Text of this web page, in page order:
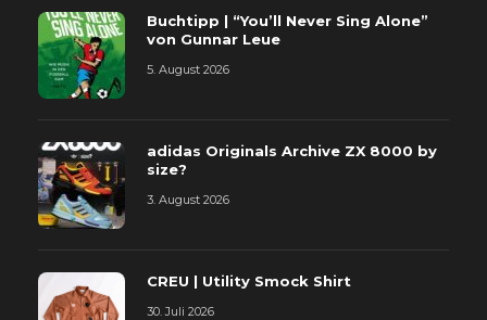
Buchtipp | “You’ll Never Sing Alone”
von Gunnar Leue
5. August 2026
adidas Originals Archive ZX 8000 by
size?
3. August 2026
CREU | Utility Smock Shirt
30. Juli 2026